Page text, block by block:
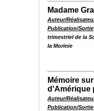
Madame
Auteur/
Publication/Sortie
trimestriel de la
la Morinie
Mémoire
d'Amérique
Auteur/
Publication/Sortie